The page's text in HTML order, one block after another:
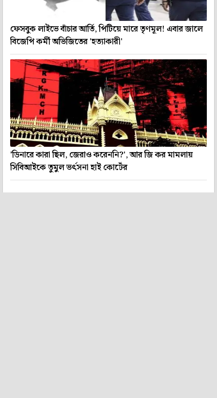
ফেসবুক লাইভে বাঁচার আর্তি, পিটিয়ে মারে তৃণমূল! এবার জালে
বিজেপি কর্মী অভিজিতের 'হত্যাকারী'
'ডিনারে কারা ছিল, জেরাও করেননি?', আর জি কর মামলায়
সিবিআইকে তুমুল ভর্ৎসনা হাই কোর্টের